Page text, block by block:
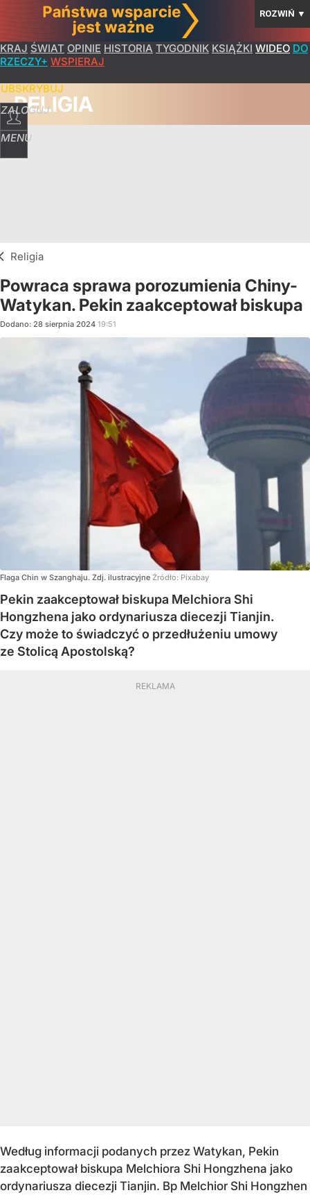
ROZWIŃ ▼
KRAJ ŚWIAT OPINIE HISTORIA TYGODNIK KSIĄŻKI WIDEO DO
RZECZY+ WSPIERAJ
ZALOGUJ
MENU
RELIGIA
Religia
Powraca sprawa porozumienia Chiny-
Watykan. Pekin zaakceptował biskupa
Dodano: 28 sierpnia 2024 19:51
Flaga Chin w Szanghaju. Zdj. ilustracyjne Źródło: Pixabay
Pekin zaakceptował biskupa Melchiora Shi
Hongzhena jako ordynariusza diecezji Tianjin.
Czy może to świadczyć o przedłużeniu umowy
ze Stolicą Apostolską?
Według informacji podanych przez Watykan, Pekin
zaakceptował biskupa Melchiora Shi Hongzhena jako
ordynariusza diecezji Tianjin. Bp Melchior Shi Hongzhen